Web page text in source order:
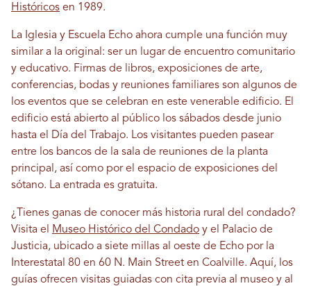
Históricos en 1989.
La Iglesia y Escuela Echo ahora cumple una función muy
similar a la original: ser un lugar de encuentro comunitario
y educativo. Firmas de libros, exposiciones de arte,
conferencias, bodas y reuniones familiares son algunos de
los eventos que se celebran en este venerable edificio. El
edificio está abierto al público los sábados desde junio
hasta el Día del Trabajo. Los visitantes pueden pasear
entre los bancos de la sala de reuniones de la planta
principal, así como por el espacio de exposiciones del
sótano. La entrada es gratuita.
¿Tienes ganas de conocer más historia rural del condado?
Visita el
Museo Histórico del Condado y el Palacio de
Justicia, ubicado a siete millas al oeste de Echo por la
Interestatal 80 en 60 N. Main Street en Coalville. Aquí, los
guías ofrecen visitas guiadas con cita previa al museo y al